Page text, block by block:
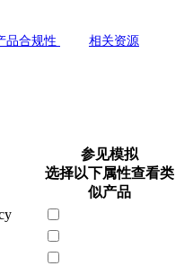
品合规性
相关资源
参见模拟
选择以下属性查看类
似产品